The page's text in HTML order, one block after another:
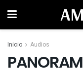
Inicio Audios